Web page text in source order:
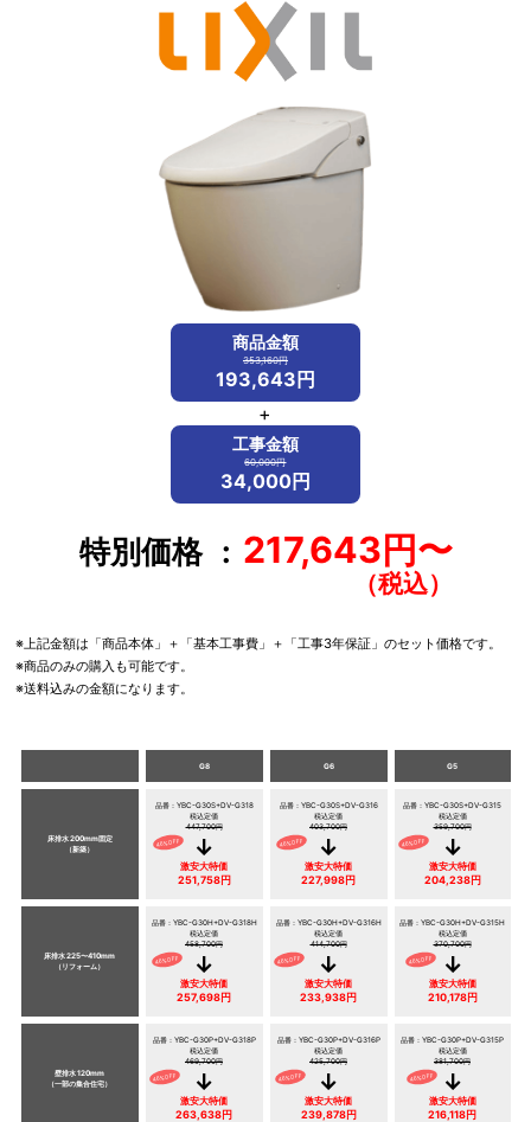
商品金額
353,160円
193,643円
+
工事金額
60,000円
34,000円
特別価格 217,643円〜
※上記金額は「商品本体」＋「基本工事費」＋「工事3年保証」のセット価格です。
※商品のみの購入も可能です。
※送料込みの金額になります。
G8 G6 G5
床排水 200mm固定
（新築）
品番：YBC-G30S+DV-G318
税込定価
447,700円
激安大特価
251,758円
品番：YBC-G30S+DV-G316
税込定価
403,700円
激安大特価
227,998円
品番：YBC-G30S+DV-G315
税込定価
359,700円
激安大特価
204,238円
床排水 225〜410mm
（リフォーム）
品番：YBC-G30H+DV-G318H
税込定価
458,700円
激安大特価
257,698円
品番：YBC-G30H+DV-G316H
税込定価
414,700円
激安大特価
233,938円
品番：YBC-G30H+DV-G315H
税込定価
370,700円
激安大特価
210,178円
壁排水 120mm
（一部の集合住宅）
品番：YBC-G30P+DV-G318P
税込定価
469,700円
激安大特価
263,638円
品番：YBC-G30P+DV-G316P
税込定価
425,700円
激安大特価
239,878円
品番：YBC-G30P+DV-G315P
税込定価
381,700円
激安大特価
216,118円